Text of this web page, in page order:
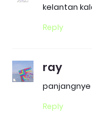
kelantan
Reply
ray
Reply